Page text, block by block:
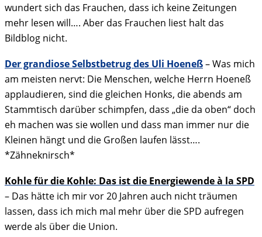
wundert sich das Frauchen, dass ich keine Zeitungen
mehr lesen will…. Aber das Frauchen liest halt das
Bildblog nicht.
Der grandiose Selbstbetrug des Uli Hoeneß– Was mich
am meisten nervt: Die Menschen, welche Herrn Hoeneß
applaudieren, sind die gleichen Honks, die abends am
Stammtisch darüber schimpfen, dass „die da oben“ doch
eh machen was sie wollen und dass man immer nur die
Kleinen hängt und die Großen laufen lässt….
*Zähneknirsch*
Kohle für die Kohle: Das ist die Energiewende à la SPD
– Das hätte ich mir vor 20 Jahren auch nicht träumen
lassen, dass ich mich mal mehr über die SPD aufregen
werde als über die Union.